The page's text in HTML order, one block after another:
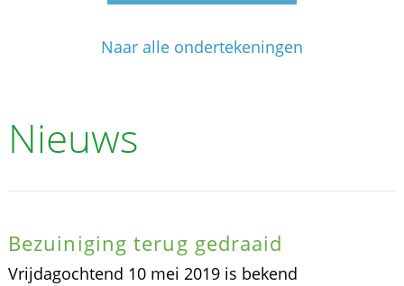
Naar alle ondertekeningen
Nieuws
Bezuiniging terug gedraaid
Vrijdagochtend 10 mei 2019 is bekend